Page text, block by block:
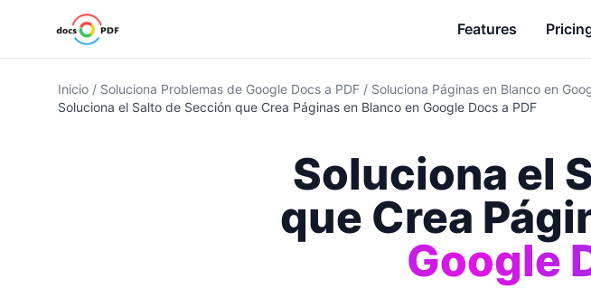
Features
Inicio / Soluciona Problemas de Google Docs a PDF / Soluciona Páginas en Blanco en
Soluciona el Salto de Sección que Crea Páginas en Blanco en Google Docs a PDF
Soluciona el
que Crea
Google